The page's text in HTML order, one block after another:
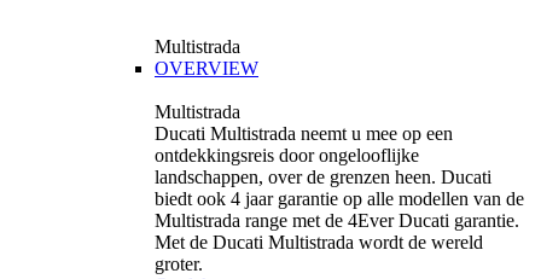
Multistrada
OVERVIEW
Multistrada
Ducati Multistrada neemt u mee op een
ontdekkingsreis door ongelooflijke
landschappen, over de grenzen heen. Ducati
biedt ook 4 jaar garantie op alle modellen van de
Multistrada range met de 4Ever Ducati garantie.
Met de Ducati Multistrada wordt de wereld
groter.